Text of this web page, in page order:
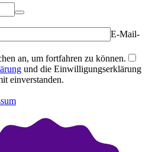
E-Mail-
an, um fortfahren zu können.
und die Einwilligungserklärung
einverstanden.